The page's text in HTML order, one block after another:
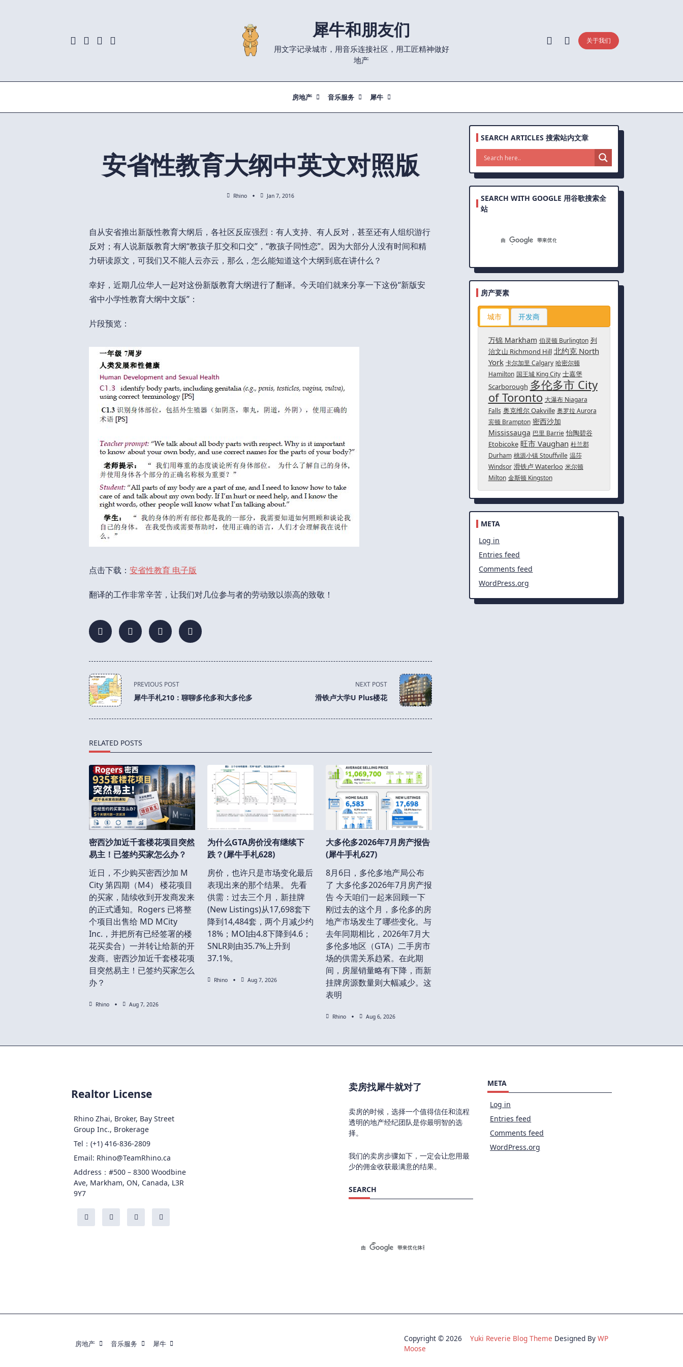
犀牛和朋友们
用文字记录城市，用音乐连接社区，用工匠精神做好
地产
关于我们
房地产 音乐服务 犀牛
安省性教育大纲中英文对照版
Rhino Jan 7, 2016
自从安省推出新版性教育大纲后，各社区反应强烈：有人支持、有人反对，甚至还有人组织游行
反对；有人说新版教育大纲“教孩子肛交和口交”，“教孩子同性恋”。因为大部分人没有时间和精
力研读原文，可我们又不能人云亦云，那么，怎么能知道这个大纲到底在讲什么？
幸好，近期几位华人一起对这份新版教育大纲进行了翻译。今天咱们就来分享一下这份“新版安
省中小学性教育大纲中文版”：
片段预览：
点击下载：安省性教育 电子版
翻译的工作非常辛苦，让我们对几位参与者的劳动致以崇高的致敬！
<span
class="nav-
subtitle
screen-
text">Page</span>
PREVIOUS POST
犀牛手札210：聊聊多伦多和大多伦多
NEXT POST
滑铁卢大学U Plus楼花
RELATED POSTS
密西沙加近千套楼花项目突然
易主！已签约买家怎么办？
近日，不少购买密西沙加 M
City 第四期（M4） 楼花项目
的买家，陆续收到开发商发来
的正式通知。Rogers 已将整
个项目出售给 MD MCity
Inc.，并把所有已经签署的楼
花买卖合）一并转让给新的开
发商。密西沙加近千套楼花项
目突然易主！已签约买家怎么
办？
Rhino Aug 7, 2026
为什么GTA房价没有继续下
跌？(犀牛手札628)
房价，也许只是市场变化最后
表现出来的那个结果。 先看
供需：过去三个月，新挂牌
(New Listings)从17,698套下
降到14,484套，两个月减少约
18%；MOI由4.8下降到4.6；
SNLR则由35.7%上升到
37.1%。
Rhino Aug 7, 2026
大多伦多2026年7月房产报告
(犀牛手札627)
8月6日，多伦多地产局公布
了 大多伦多2026年7月房产报
告 今天咱们一起来回顾一下
刚过去的这个月，多伦多的房
地产市场发生了哪些变化。与
去年同期相比，2026年7月大
多伦多地区（GTA）二手房市
场的供需关系趋紧。在此期
间，房屋销量略有下降，而新
挂牌房源数量则大幅减少。这
表明
Rhino Aug 6, 2026
SEARCH ARTICLES 搜索站内文章
SEARCH WITH GOOGLE 用谷歌搜索全
站
房产要素
城市 开发商
万锦 Markham 伯灵顿 Burlington 列
治文山 Richmond Hill 北约克 North
York 卡尔加里 Calgary 哈密尔顿
Hamilton 国王城 King City 士嘉堡
Scarborough 多伦多市 City
of Toronto 大瀑布 Niagara
Falls 奥克维尔 Oakville 奥罗拉 Aurora
宾顿 Brampton 密西沙加
Mississauga 巴里 Barrie 怡陶碧谷
Etobicoke 旺市 Vaughan 杜兰郡
Durham 桃源小镇 Stouffville 温莎
Windsor 滑铁卢 Waterloo 米尔顿
Milton 金斯顿 Kingston
META
Log in
Entries feed
Comments feed
WordPress.org
Realtor License
Rhino Zhai, Broker, Bay Street
Group Inc., Brokerage
Tel：(+1) 416-836-2809
Email: Rhino@TeamRhino.ca
Address：#500 – 8300 Woodbine
Ave, Markham, ON, Canada, L3R
9Y7
卖房找犀牛就对了
卖房的时候，选择一个值得信任和流程
透明的地产经纪团队是你最明智的选
择。
我们的卖房步骤如下，一定会让您用最
少的佣金收获最满意的结果。
SEARCH
META
Log in
Entries feed
Comments feed
WordPress.org
房地产 音乐服务 犀牛
Copyright © 2026Yuki Reverie Blog Theme Designed ByWP
Moose